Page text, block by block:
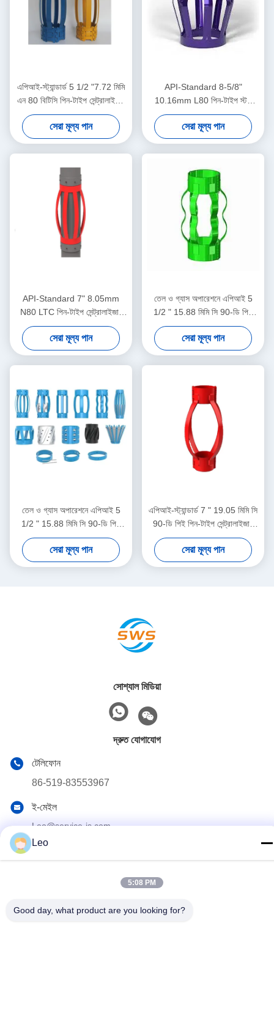
এপিআই-স্ট্যান্ডার্ড 5 1/2 "7.72 মিমি
এন 80 বিটিসি পিন-টাইপ সেন্ট্রালাইজার
তেল ও গ্যাস অপারেশনে কেসিং
সেন্ট্রালাইজার স্থানচ্যুতি সীমাবদ্ধ করার
জন্য
সেরা মূল্য পান
API-Standard 8-5/8"
10.16mm L80 পিন-টাইপ স্টপ
কলার তেল ও গ্যাস অপারেশনে কেসিং
সেন্ট্রালাইজার ডিসপ্লেসমেন্ট সীমাবদ্ধ
করার জন্য ডিজাইন করা হয়েছে
সেরা মূল্য পান
API-Standard 7" 8.05mm
N80 LTC পিন-টাইপ সেন্ট্রালাইজার
তেল ও গ্যাস অপারেশনে কেসিং
সেন্ট্রালাইজার ডিসপ্লেসমেন্ট সীমাবদ্ধ
করার জন্য
সেরা মূল্য পান
তেল ও গ্যাস অপারেশনে এপিআই 5
1/2 " 15.88 মিমি সি 90-ডি পিই
তেলক্ষেত্র কেন্দ্রীয়
সেরা মূল্য পান
তেল ও গ্যাস অপারেশনে এপিআই 5
1/2 " 15.88 মিমি সি 90-ডি পিই
তেলক্ষেত্র কেন্দ্রীয়
সেরা মূল্য পান
এপিআই-স্ট্যান্ডার্ড 7 " 19.05 মিমি সি
90-ডি পিই পিন-টাইপ সেন্ট্রালাইজার
তেল ও গ্যাস অপারেশনগুলিতে কেসিং
সেন্ট্রালাইজার স্থানচ্যুতি সীমাবদ্ধ করার
জন্য
সেরা মূল্য পান
সোশ্যাল মিডিয়া
দ্রুত যোগাযোগ
টেলিফোন
86-519-83553967
ই-মেইল
Leo@service-js.com
ঠিকানা
গোপনীয়তা নীতি|সাইটম্যাপ
Leo
5:08 PM
Good day, what product are you looking for?